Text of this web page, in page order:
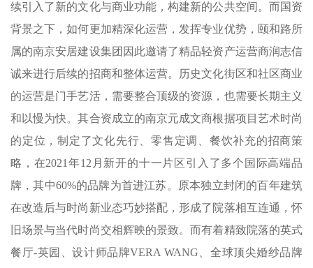
续引入了新的文化与商业功能，构建新的公共空间。而国资
背景之下，如何更加精深化运营，发挥专业优势，颐和路所
属的南京安居建设集团因此邀请了精品轻资产运营商润志信
诚来进行后续的招商和整体运营。历史文化街区和社区商业
的运营是门手艺活，需要整合顶级的资源，也需要长期主义
和以慢为快。其合资成立的南京元成文商根据项目艺术时尚
的定位，制定了文化先行、零售定调、餐饮补充的招商策
略，在2021年12月新开的十一片区引入了多个国际高端品
牌，其中60%的品牌为首进江苏。原本独立封闭的百年建筑
在改造后与时尚新业态巧妙搭配，形成了院落相互连通，怀
旧场景与当代时尚交相辉映的景致。而有着精致院落的英式
餐厅-英园、设计师品牌VERA WANG、全球顶尖婚纱品牌